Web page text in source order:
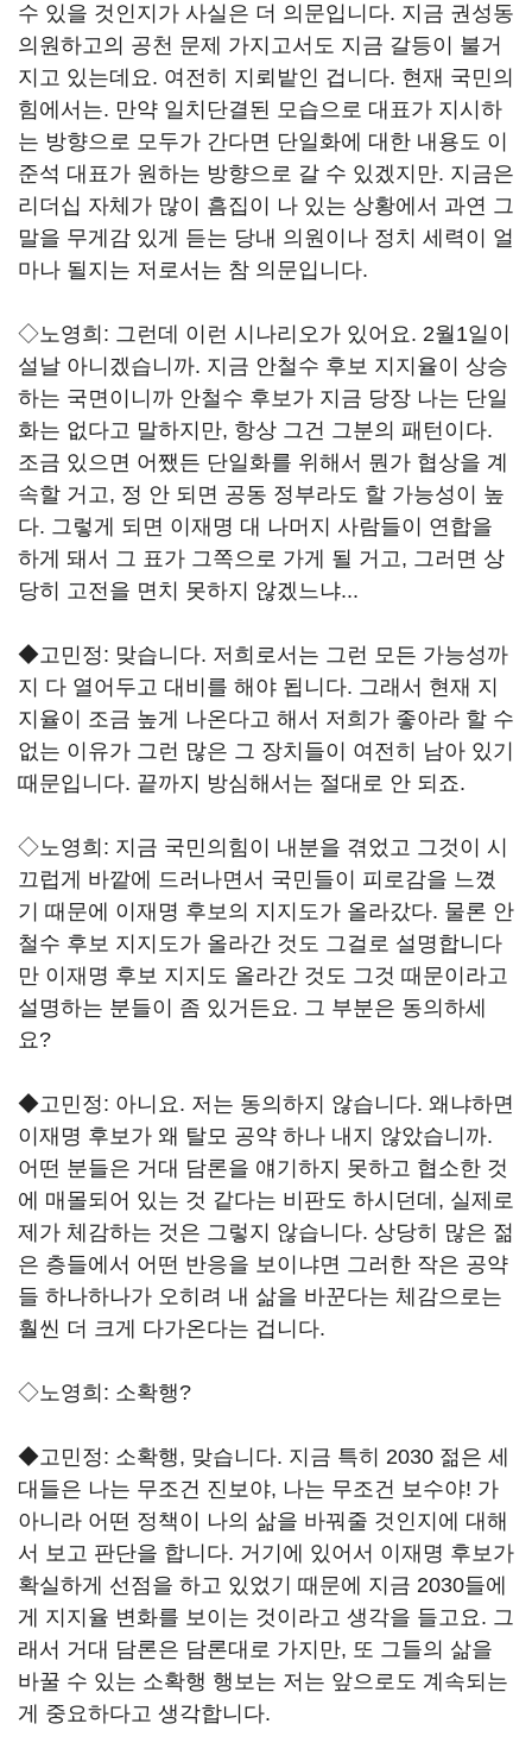
수 있을 것인지가 사실은 더 의문입니다. 지금 권성동
의원하고의 공천 문제 가지고서도 지금 갈등이 불거
지고 있는데요. 여전히 지뢰밭인 겁니다. 현재 국민의
힘에서는. 만약 일치단결된 모습으로 대표가 지시하
는 방향으로 모두가 간다면 단일화에 대한 내용도 이
준석 대표가 원하는 방향으로 갈 수 있겠지만. 지금은
리더십 자체가 많이 흠집이 나 있는 상황에서 과연 그
말을 무게감 있게 듣는 당내 의원이나 정치 세력이 얼
마나 될지는 저로서는 참 의문입니다.
◇노영희: 그런데 이런 시나리오가 있어요. 2월1일이
설날 아니겠습니까. 지금 안철수 후보 지지율이 상승
하는 국면이니까 안철수 후보가 지금 당장 나는 단일
화는 없다고 말하지만, 항상 그건 그분의 패턴이다.
조금 있으면 어쨌든 단일화를 위해서 뭔가 협상을 계
속할 거고, 정 안 되면 공동 정부라도 할 가능성이 높
다. 그렇게 되면 이재명 대 나머지 사람들이 연합을
하게 돼서 그 표가 그쪽으로 가게 될 거고, 그러면 상
당히 고전을 면치 못하지 않겠느냐...
◆고민정: 맞습니다. 저희로서는 그런 모든 가능성까
지 다 열어두고 대비를 해야 됩니다. 그래서 현재 지
지율이 조금 높게 나온다고 해서 저희가 좋아라 할 수
없는 이유가 그런 많은 그 장치들이 여전히 남아 있기
때문입니다. 끝까지 방심해서는 절대로 안 되죠.
◇노영희: 지금 국민의힘이 내분을 겪었고 그것이 시
끄럽게 바깥에 드러나면서 국민들이 피로감을 느꼈
기 때문에 이재명 후보의 지지도가 올라갔다. 물론 안
철수 후보 지지도가 올라간 것도 그걸로 설명합니다
만 이재명 후보 지지도 올라간 것도 그것 때문이라고
설명하는 분들이 좀 있거든요. 그 부분은 동의하세
요?
◆고민정: 아니요. 저는 동의하지 않습니다. 왜냐하면
이재명 후보가 왜 탈모 공약 하나 내지 않았습니까.
어떤 분들은 거대 담론을 얘기하지 못하고 협소한 것
에 매몰되어 있는 것 같다는 비판도 하시던데, 실제로
제가 체감하는 것은 그렇지 않습니다. 상당히 많은 젊
은 층들에서 어떤 반응을 보이냐면 그러한 작은 공약
들 하나하나가 오히려 내 삶을 바꾼다는 체감으로는
훨씬 더 크게 다가온다는 겁니다.
◇노영희: 소확행?
◆고민정: 소확행, 맞습니다. 지금 특히 2030 젊은 세
대들은 나는 무조건 진보야, 나는 무조건 보수야! 가
아니라 어떤 정책이 나의 삶을 바꿔줄 것인지에 대해
서 보고 판단을 합니다. 거기에 있어서 이재명 후보가
확실하게 선점을 하고 있었기 때문에 지금 2030들에
게 지지율 변화를 보이는 것이라고 생각을 들고요. 그
래서 거대 담론은 담론대로 가지만, 또 그들의 삶을
바꿀 수 있는 소확행 행보는 저는 앞으로도 계속되는
게 중요하다고 생각합니다.